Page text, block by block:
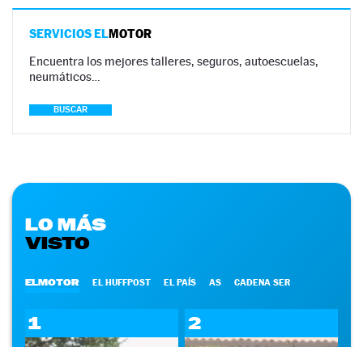
SERVICIOS ELMOTOR
Encuentra los mejores talleres, seguros, autoescuelas,
neumáticos…
BUSCAR
LO MÁS
VISTO
ELMOTOR EL HUFFPOST EL PAÍS AS CADENA SER
1 2